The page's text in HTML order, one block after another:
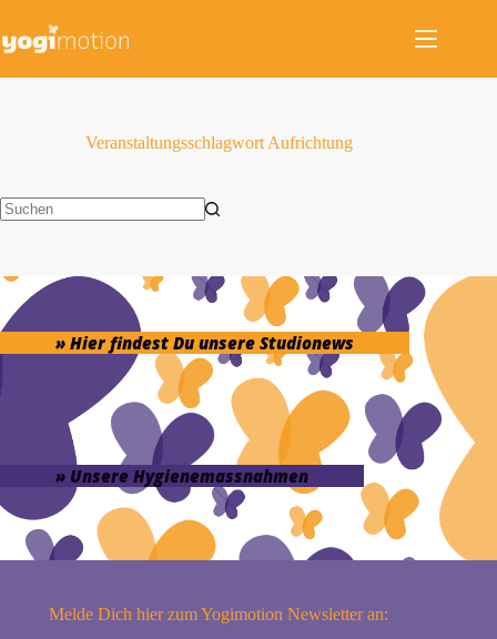
springen
VeranstaltungsschlagwortAufrichtung
» Hier findest Du unsere Studionews
» Unsere Hygienemassnahmen
Melde Dich hier zum Yogimotion Newsletter an: